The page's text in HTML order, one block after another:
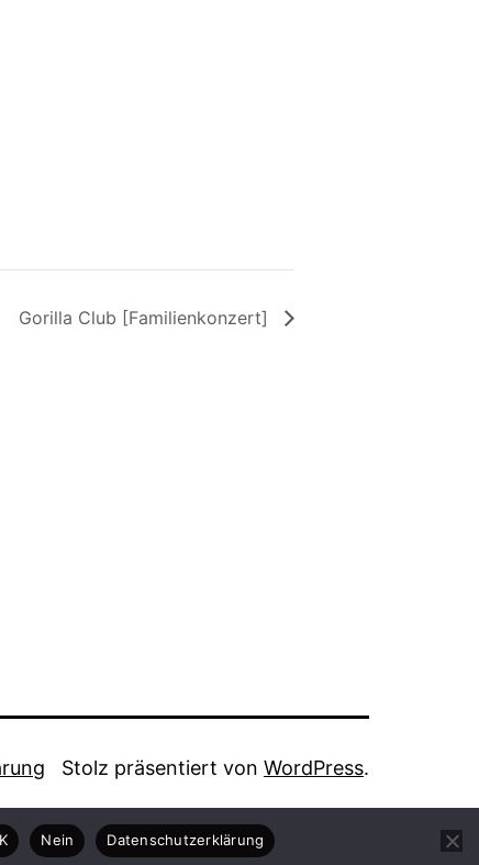
Gorilla Club [Familienkonzert]
Stolz präsentiert von WordPress.
Nein Datenschutzerklärung